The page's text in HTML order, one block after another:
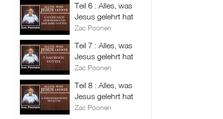
Teil 6 : Alles, was
Jesus gelehrt hat
Zac Poonen
Teil 7 : Alles, was
Jesus gelehrt hat
Zac Poonen
Teil 8 : Alles, was
Jesus gelehrt hat
Zac Poonen